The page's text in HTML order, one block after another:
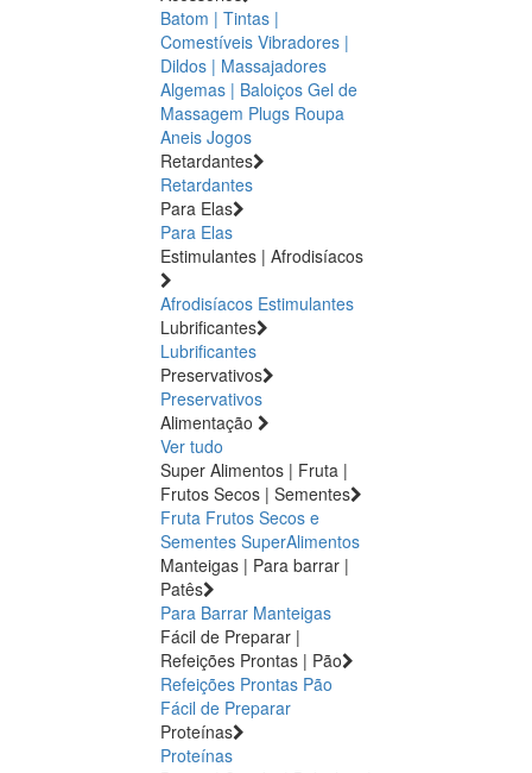
Batom | Tintas |
Comestíveis Vibradores |
Dildos | Massajadores
Algemas | Baloiços Gel de
Massagem Plugs Roupa
Aneis Jogos
Retardantes
Retardantes
Para Elas
Para Elas
Estimulantes | Afrodisíacos
Afrodisíacos Estimulantes
Lubrificantes
Lubrificantes
Preservativos
Preservativos
Alimentação
Ver tudo
Super Alimentos | Fruta |
Frutos Secos | Sementes
Fruta Frutos Secos e
Sementes SuperAlimentos
Manteigas | Para barrar |
Patês
Para Barrar Manteigas
Fácil de Preparar |
Refeições Prontas | Pão
Refeições Prontas Pão
Fácil de Preparar
Proteínas
Proteínas